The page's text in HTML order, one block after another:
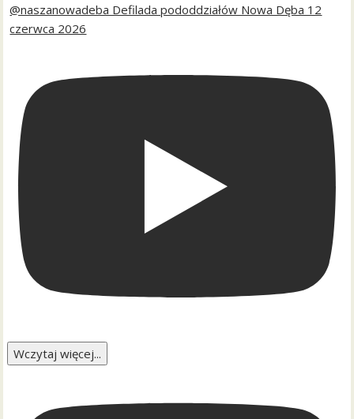
@naszanowadeba Defilada pododdziałów Nowa Dęba 12
czerwca 2026
Wczytaj więcej...